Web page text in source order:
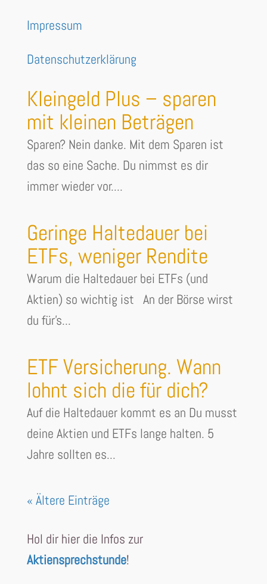
Impressum
Datenschutzerklärung
Kleingeld Plus – sparen
mit kleinen Beträgen
Sparen? Nein danke. Mit dem Sparen ist
das so eine Sache. Du nimmst es dir
immer wieder vor....
Geringe Haltedauer bei
ETFs, weniger Rendite
Warum die Haltedauer bei ETFs (und
Aktien) so wichtig ist An der Börse wirst
du für's...
ETF Versicherung. Wann
lohnt sich die für dich?
Auf die Haltedauer kommt es an Du musst
deine Aktien und ETFs lange halten. 5
Jahre sollten es...
« Ältere Einträge
Hol dir hier die Infos zur
Aktiensprechstunde!